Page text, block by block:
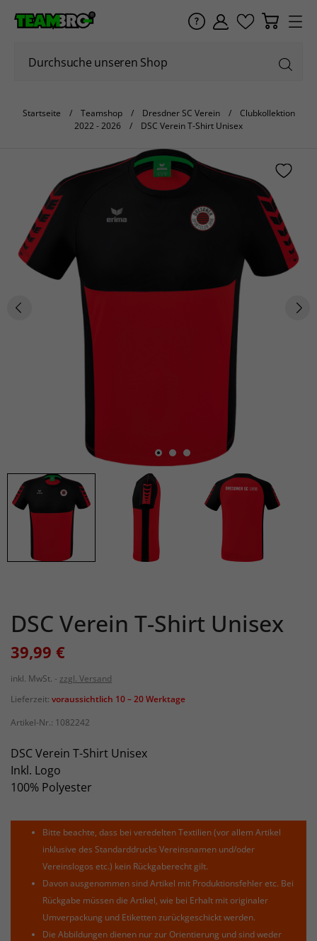
Startseite Teamshop Dresdner SC Verein
Clubkollektion
2022 - 2026
DSC Verein T-Shirt Unisex
DSC Verein T-Shirt Unisex
39,99 €
inkl. MwSt.
zzgl. Versand
Lieferzeit: voraussichtlich 10 – 20 Werktage
Artikel-Nr.: 1082242
DSC Verein T-Shirt Unisex
Inkl. Logo
100% Polyester
Bitte beachte, dass bei veredelten Textilien (vor allem Artikel
inklusive des Standarddrucks Vereinsnamen und/oder
Vereinslogos etc.) kein Rückgaberecht gilt.
Davon ausgenommen sind Artikel mit Produktionsfehler etc. Bei
Rückgabe müssen die Artikel, wie bei Erhalt mit originaler
Umverpackung und Etiketten zurückgeschickt werden.
Die Abbildungen dienen nur zur Orientierung und sind weder